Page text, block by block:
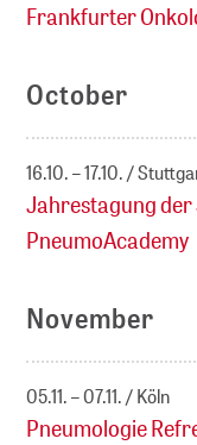
Frankfurter
October
16.10. – 17.10.
Jahrestagung der
PneumoAcademy
November
05.11. – 07.11. Köln
Pneumologie